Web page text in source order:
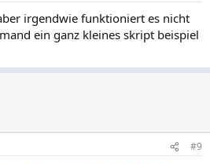
irgendwie funktioniert es nicht
ein ganz kleines skript beispiel
#9